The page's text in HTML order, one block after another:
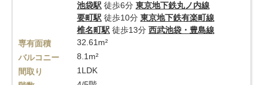
池袋駅 徒歩6分 東京地下鉄丸ノ内線
要町駅 徒歩10分 東京地下鉄有楽町線
椎名町駅 徒歩13分 西武池袋・豊島線
専有面積
32.61m²
バルコニー
8.1m²
間取り
1LDK